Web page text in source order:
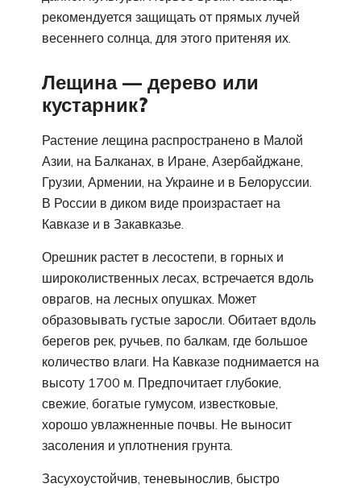
рекомендуется защищать от прямых лучей
весеннего солнца, для этого притеняя их.
Лещина — дерево или
кустарник?
Растение лещина распространено в Малой
Азии, на Балканах, в Иране, Азербайджане,
Грузии, Армении, на Украине и в Белоруссии.
В России в диком виде произрастает на
Кавказе и в Закавказье.
Орешник растет в лесостепи, в горных и
широколиственных лесах, встречается вдоль
оврагов, на лесных опушках. Может
образовывать густые заросли. Обитает вдоль
берегов рек, ручьев, по балкам, где большое
количество влаги. На Кавказе поднимается на
высоту 1700 м. Предпочитает глубокие,
свежие, богатые гумусом, известковые,
хорошо увлажненные почвы. Не выносит
засоления и уплотнения грунта.
Засухоустойчив, теневынослив, быстро